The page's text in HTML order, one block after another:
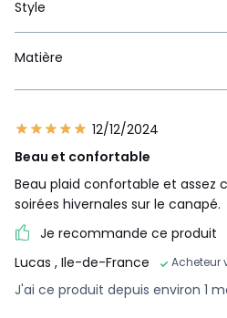
Style
Matière
12/12/2024
Beau et confortable
Beau plaid confortable et assez
soirées hivernales sur le canapé.
Je recommande ce produit
Lucas , Ile-de-France Acheteur
J'ai ce produit depuis environ 1